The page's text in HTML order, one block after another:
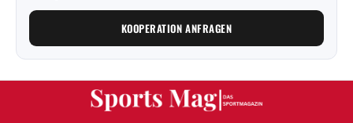
KOOPERATION ANFRAGEN